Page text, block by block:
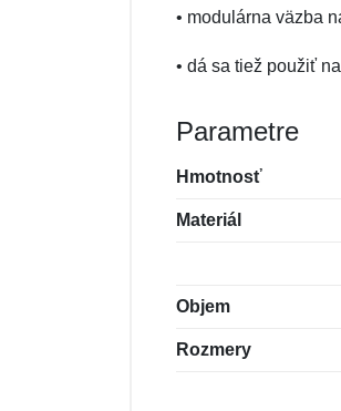
• modulárna väzba
• dá sa tiež použiť
Parametre
Hmotnosť
Materiál
Objem
Rozmery